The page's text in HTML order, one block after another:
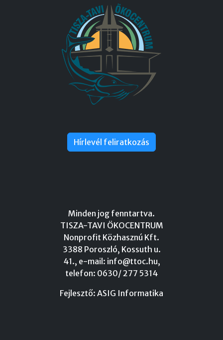
Hírlevél feliratkozás
Minden jog fenntartva.
TISZA-TAVI ÖKOCENTRUM
Nonprofit Közhasznú Kft.
3388 Poroszló, Kossuth u.
41., e-mail: info@ttoc.hu,
telefon: 0630/ 277 5314
Fejlesztő: ASIG Informatika